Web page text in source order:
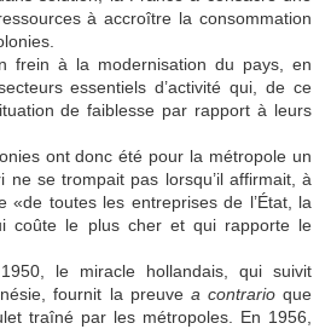
à accroître la consommation
frein à la modernisation du pays, en
essentiels d’activité qui, de ce
de faiblesse par rapport à leurs
ont donc été pour la métropole un
ne se trompait pas lorsqu’il affirmait, à
«de toutes les entreprises de l’État, la
coûte le plus cher et qui rapporte le
le miracle hollandais, qui suivit
fournit la preuve a contrarioque
traîné par les métropoles. En 1956,